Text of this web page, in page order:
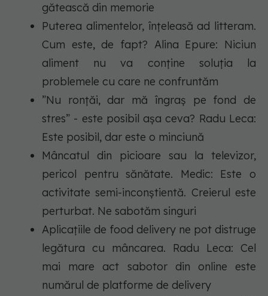
gătească din memorie
Puterea alimentelor, înțeleasă ad litteram.
Cum este, de fapt? Alina Epure: Niciun
aliment nu va conține soluția la
problemele cu care ne confruntăm
”Nu ronțăi, dar mă îngraș pe fond de
stres” - este posibil așa ceva? Radu Leca:
Este posibil, dar este o minciună
Mâncatul din picioare sau la televizor,
pericol pentru sănătate. Medic: Este o
activitate semi-inconștientă. Creierul este
perturbat. Ne sabotăm singuri
Aplicațiile de food delivery ne pot distruge
legătura cu mâncarea. Radu Leca: Cel
mai mare act sabotor din online este
numărul de platforme de delivery